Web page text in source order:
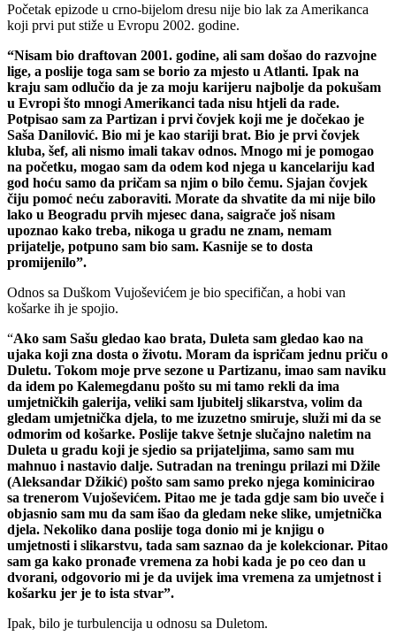
Početak epizode u crno-bijelom dresu nije bio lak za Amerikanca
koji prvi put stiže u Evropu 2002. godine.
“Nisam bio draftovan 2001. godine, ali sam došao do razvojne
lige, a poslije toga sam se borio za mjesto u Atlanti. Ipak na
kraju sam odlučio da je za moju karijeru najbolje da pokušam
u Evropi što mnogi Amerikanci tada nisu htjeli da rade.
Potpisao sam za Partizan i prvi čovjek koji me je dočekao je
Saša Danilović. Bio mi je kao stariji brat. Bio je prvi čovjek
kluba, šef, ali nismo imali takav odnos. Mnogo mi je pomogao
na početku, mogao sam da odem kod njega u kancelariju kad
god hoću samo da pričam sa njim o bilo čemu. Sjajan čovjek
čiju pomoć neću zaboraviti. Morate da shvatite da mi nije bilo
lako u Beogradu prvih mjesec dana, saigrače još nisam
upoznao kako treba, nikoga u gradu ne znam, nemam
prijatelje, potpuno sam bio sam. Kasnije se to dosta
promijenilo”.
Odnos sa Duškom Vujoševićem je bio specifičan, a hobi van
košarke ih je spojio.
“Ako sam Sašu gledao kao brata, Duleta sam gledao kao na
ujaka koji zna dosta o životu. Moram da ispričam jednu priču o
Duletu. Tokom moje prve sezone u Partizanu, imao sam naviku
da idem po Kalemegdanu pošto su mi tamo rekli da ima
umjetničkih galerija, veliki sam ljubitelj slikarstva, volim da
gledam umjetnička djela, to me izuzetno smiruje, služi mi da se
odmorim od košarke. Poslije takve šetnje slučajno naletim na
Duleta u gradu koji je sjedio sa prijateljima, samo sam mu
mahnuo i nastavio dalje. Sutradan na treningu prilazi mi Džile
(Aleksandar Džikić) pošto sam samo preko njega kominicirao
sa trenerom Vujoševićem. Pitao me je tada gdje sam bio uveče i
objasnio sam mu da sam išao da gledam neke slike, umjetnička
djela. Nekoliko dana poslije toga donio mi je knjigu o
umjetnosti i slikarstvu, tada sam saznao da je kolekcionar. Pitao
sam ga kako pronađe vremena za hobi kada je po ceo dan u
dvorani, odgovorio mi je da uvijek ima vremena za umjetnost i
košarku jer je to ista stvar”.
Ipak, bilo je turbulencija u odnosu sa Duletom.